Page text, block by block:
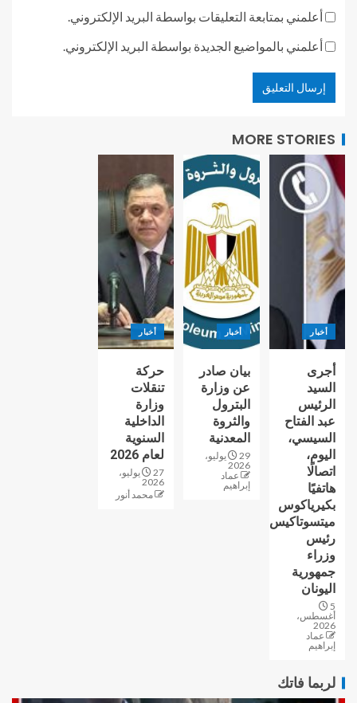
أعلمني بمتابعة التعليقات بواسطة البريد الإلكتروني.
أعلمني بالمواضيع الجديدة بواسطة البريد الإلكتروني.
MORE STORIES
أخبار
أجرى
السيد
الرئيس
عبد الفتاح
السيسي،
اليوم،
اتصالًا
هاتفيًا
بكيرياكوس
ميتسوتاكيس
رئيس
وزراء
جمهورية
اليونان
5
أغسطس،
2026
عماد
إبراهيم
أخبار
بيان صادر
عن وزارة
البترول
والثروة
المعدنية
29 يوليو،
2026
عماد
إبراهيم
أخبار
حركة
تنقلات
وزارة
الداخلية
السنوية
لعام 2026
27 يوليو،
2026
محمد أنور
لربما فاتك